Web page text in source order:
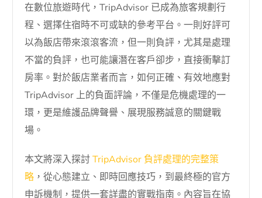
在數位旅遊時代，TripAdvisor 已成為旅客規劃行
程、選擇住宿時不可或缺的參考平台。一則好評可
以為飯店帶來滾滾客流，但一則負評，尤其是處理
不當的負評，也可能讓潛在客戶卻步，直接衝擊訂
房率。對於飯店業者而言，如何正確、有效地應對
TripAdvisor 上的負面評論，不僅是危機處理的一
環，更是維護品牌聲譽、展現服務誠意的關鍵戰
場。
本文將深入探討TripAdvisor 負評處理的完整策
略 ，從心態建立、即時回應技巧，到最終極的官方
申訴機制，提供一套詳盡的實戰指南。內容旨在協